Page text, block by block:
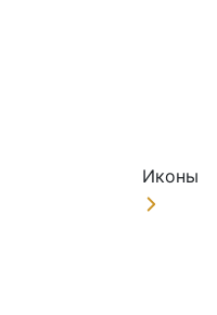
Иконы